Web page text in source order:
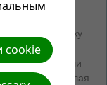
«Ярмарку
могли
царила теплая
cookie